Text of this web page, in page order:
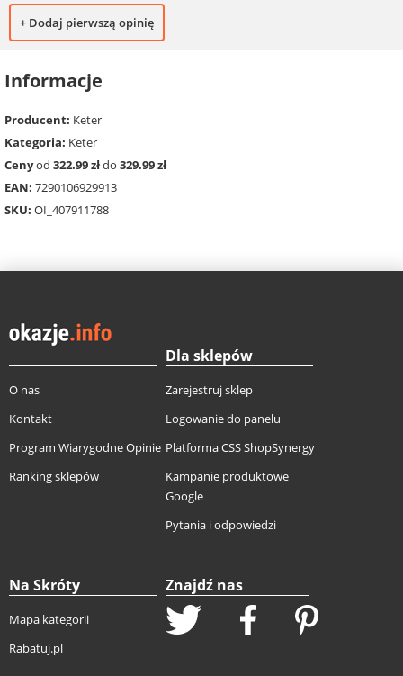
+ Dodaj pierwszą opinię
Informacje
Producent: Keter
Kategoria: Keter
Cenyod 322.99 złdo 329.99 zł
EAN: 7290106929913
SKU: OI_407911788
O nas
Kontakt
Program Wiarygodne Opinie
Ranking sklepów
Dla sklepów
Zarejestruj sklep
Logowanie do panelu
Platforma CSS ShopSynergy
Kampanie produktowe
Google
Pytania i odpowiedzi
Na Skróty
Mapa kategorii
Rabatuj.pl
Znajdź nas